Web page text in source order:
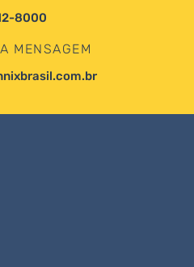
8000
MENSAGEM